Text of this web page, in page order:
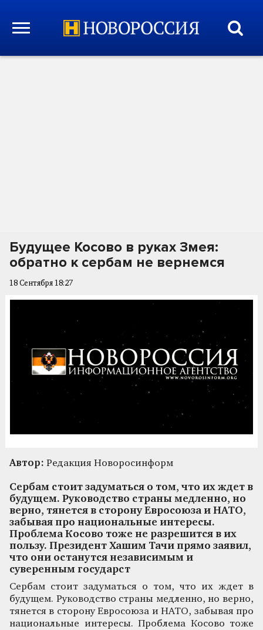
Будущее Косово в руках Змея:
обратно к сербам не вернемся
18 Сентября 18:27
Автор: Редакция Новоросинформ
Сербам стоит задуматься о том, что их ждет в
будущем. Руководство страны медленно, но
верно, тянется в сторону Евросоюза и НАТО,
забывая про национальные интересы.
Проблема Косово тоже не разрешится в их
пользу. Президент Хашим Тачи прямо заявил,
что они останутся независимым и
суверенным государст
Сербам стоит задуматься о том, что их ждет в
будущем. Руководство страны медленно, но верно,
тянется в сторону Евросоюза и НАТО, забывая про
национальные интересы. Проблема Косово тоже